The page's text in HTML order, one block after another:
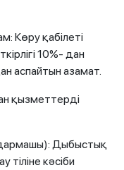
Көру қабілеті
10%- дан
аспайтын азамат.
қызметтерді
Дыбыстық
кәсіби